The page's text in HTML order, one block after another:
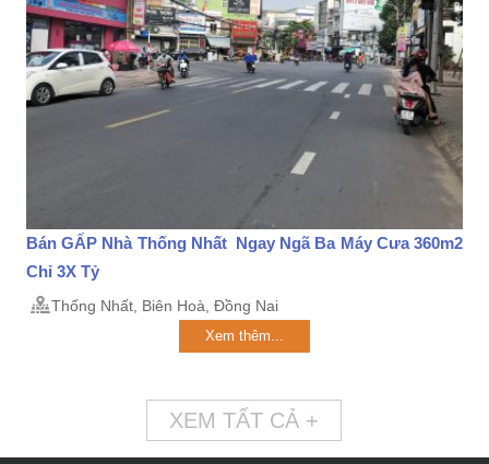
Bán GẤP Nhà Thống Nhất Ngay Ngã Ba Máy Cưa 360m2
Chỉ 3X Tỷ
Thống Nhất, Biên Hoà, Đồng Nai
Xem thêm...
XEM TẤT CẢ +